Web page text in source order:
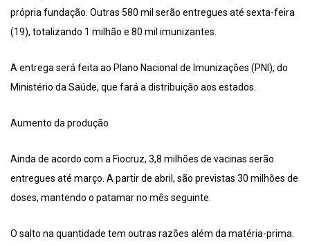
própria fundação. Outras 580 mil serão entregues até sexta-feira
(19), totalizando 1 milhão e 80 mil imunizantes.
A entrega será feita ao Plano Nacional de Imunizações (PNI), do
Ministério da Saúde, que fará a distribuição aos estados.
Aumento da produção
Ainda de acordo com a Fiocruz, 3,8 milhões de vacinas serão
entregues até março. A partir de abril, são previstas 30 milhões de
doses, mantendo o patamar no mês seguinte.
O salto na quantidade tem outras razões além da matéria-prima.